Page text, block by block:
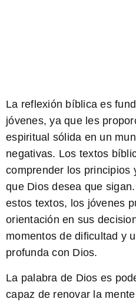
La reflexión bíblica es
jóvenes, ya que les
espiritual sólida en un
negativas. Los textos
comprender los principios
que Dios desea que
estos textos, los jóvenes
orientación en sus
momentos de dificultad y
profunda con Dios.
La palabra de Dios es
capaz de renovar la